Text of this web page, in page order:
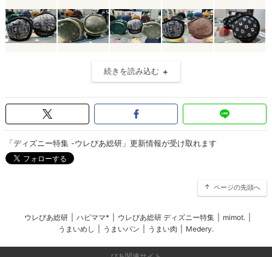
続きを読み込む
「ディズニー特集 -ウレぴあ総研」更新情報が受け取れます
ページの先頭へ
ウレぴあ総研 ハピママ* ウレぴあ総研 ディズニー特集 mimot.
うまいめし
うまいパン うまい肉 Medery.